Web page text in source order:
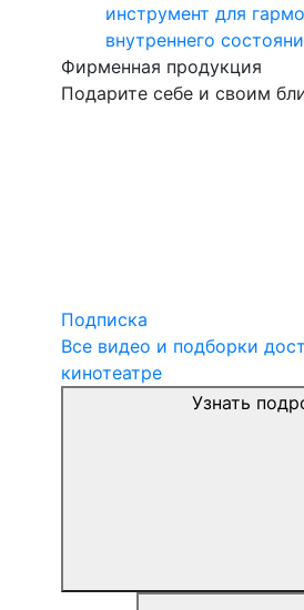
инструмент для
внутреннего
Фирменная продукция
Подарите себе и своим
Подписка
Все видео и подборки
кинотеатре